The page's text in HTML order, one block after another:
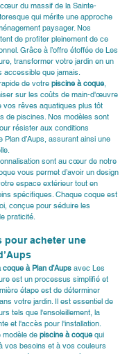
du massif de la Sainte-
qui mérite une approche
paysager. Nos
de profiter pleinement de ce
Grâce à l’offre étoffée de Les
, transformer votre jardin en un
accessible que jamais.
de votre piscine à coque,
sur les coûts de main-d'œuvre
vos rêves aquatiques plus tôt
de piscines. Nos modèles sont
résister aux conditions
Plan d’Aups, assurant ainsi une
sont au cœur de notre
vous permet d’avoir un design
espace extérieur tout en
spécifiques. Chaque coque est
conçue pour séduire les
praticité.
pour acheter une
à Plan d’Aups avec Les
est un processus simplifié et
étape est de déterminer
votre jardin. Il est essentiel de
tels que l'ensoleillement, la
et l'accès pour l'installation.
modèle de piscine à coque qui
vos besoins et à vos couleurs